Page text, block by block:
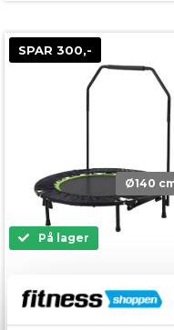
SPAR 300,-
Ø140
På lager
Tunturi Foldbar Fitness
Trampolin